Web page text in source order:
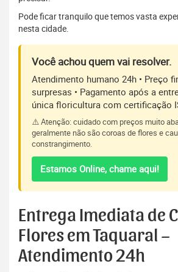
Pode ficar tranquilo que temos vasta
nesta cidade.
Você achou quem vai resolver.
Atendimento humano 24h • Preço
surpresas • Pagamento após a
única floricultura com certificação
⚠️ Atenção: cuidado com preços muito
geralmente não são coroas de flores e
constrangimento.
Estamos Online, chame aqui!
Entrega Imediata de
Flores em Taquaral –
Atendimento 24h